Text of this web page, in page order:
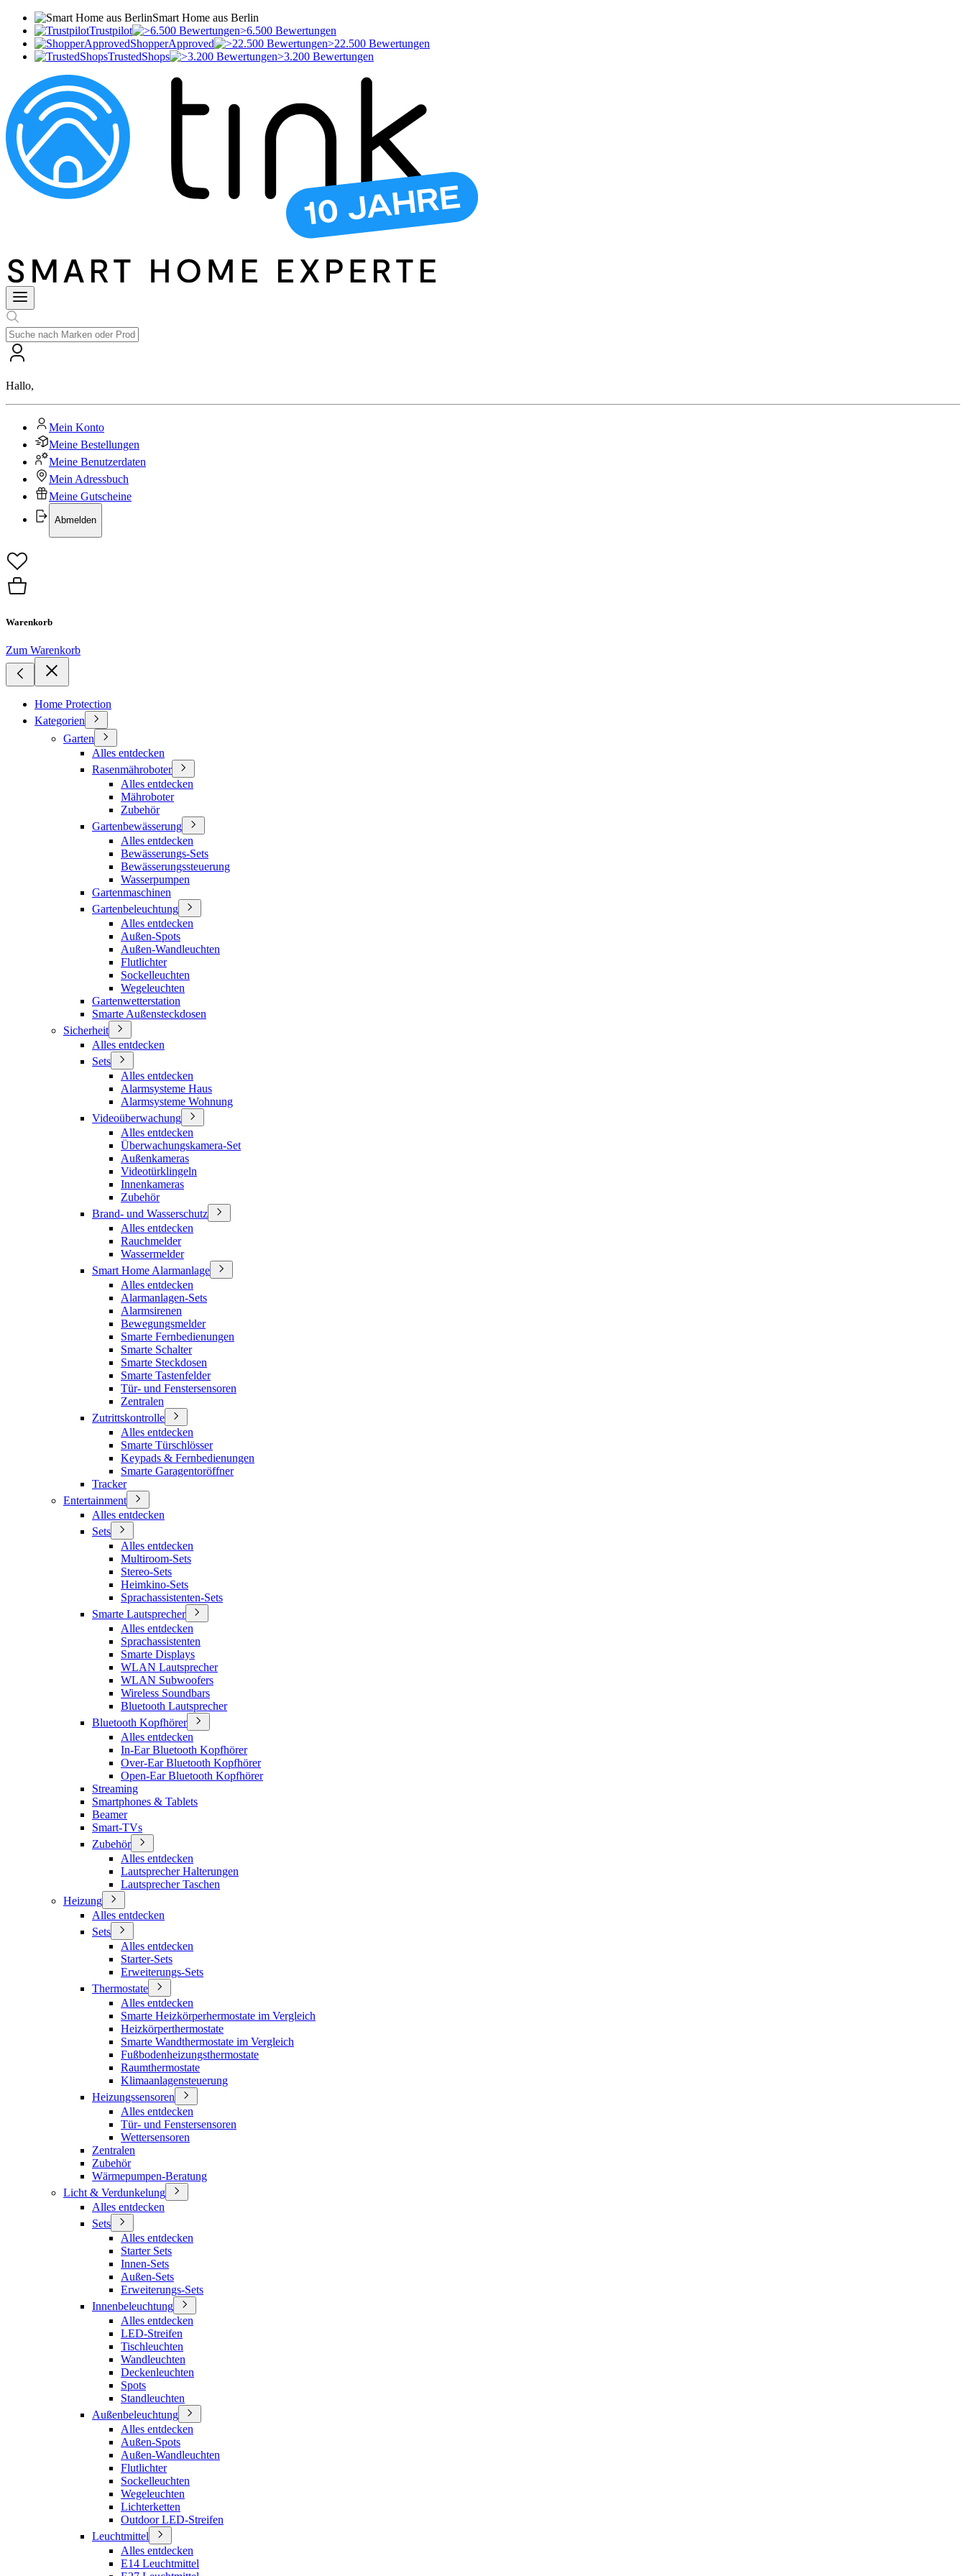
Smart Home aus Berlin
Trustpilot
>6.500 Bewertungen
ShopperApproved
>22.500 Bewertungen
TrustedShops
>3.200 Bewertungen
Hallo,
Mein Konto
Meine Bestellungen
Meine Benutzerdaten
Mein Adressbuch
Meine Gutscheine
Abmelden
Warenkorb
Zum Warenkorb
Home Protection
Kategorien
Garten
Alles entdecken
Rasenmähroboter
Alles entdecken
Mähroboter
Zubehör
Gartenbewässerung
Alles entdecken
Bewässerungs-Sets
Bewässerungssteuerung
Wasserpumpen
Gartenmaschinen
Gartenbeleuchtung
Alles entdecken
Außen-Spots
Außen-Wandleuchten
Flutlichter
Sockelleuchten
Wegeleuchten
Gartenwetterstation
Smarte Außensteckdosen
Sicherheit
Alles entdecken
Sets
Alles entdecken
Alarmsysteme Haus
Alarmsysteme Wohnung
Videoüberwachung
Alles entdecken
Überwachungskamera-Set
Außenkameras
Videotürklingeln
Innenkameras
Zubehör
Brand- und Wasserschutz
Alles entdecken
Rauchmelder
Wassermelder
Smart Home Alarmanlage
Alles entdecken
Alarmanlagen-Sets
Alarmsirenen
Bewegungsmelder
Smarte Fernbedienungen
Smarte Schalter
Smarte Steckdosen
Smarte Tastenfelder
Tür- und Fenstersensoren
Zentralen
Zutrittskontrolle
Alles entdecken
Smarte Türschlösser
Keypads & Fernbedienungen
Smarte Garagentoröffner
Tracker
Entertainment
Alles entdecken
Sets
Alles entdecken
Multiroom-Sets
Stereo-Sets
Heimkino-Sets
Sprachassistenten-Sets
Smarte Lautsprecher
Alles entdecken
Sprachassistenten
Smarte Displays
WLAN Lautsprecher
WLAN Subwoofers
Wireless Soundbars
Bluetooth Lautsprecher
Bluetooth Kopfhörer
Alles entdecken
In-Ear Bluetooth Kopfhörer
Over-Ear Bluetooth Kopfhörer
Open-Ear Bluetooth Kopfhörer
Streaming
Smartphones & Tablets
Beamer
Smart-TVs
Zubehör
Alles entdecken
Lautsprecher Halterungen
Lautsprecher Taschen
Heizung
Alles entdecken
Sets
Alles entdecken
Starter-Sets
Erweiterungs-Sets
Thermostate
Alles entdecken
Smarte Heizkörperhermostate im Vergleich
Heizkörperthermostate
Smarte Wandthermostate im Vergleich
Fußbodenheizungsthermostate
Raumthermostate
Klimaanlagensteuerung
Heizungssensoren
Alles entdecken
Tür- und Fenstersensoren
Wettersensoren
Zentralen
Zubehör
Wärmepumpen-Beratung
Licht & Verdunkelung
Alles entdecken
Sets
Alles entdecken
Starter Sets
Innen-Sets
Außen-Sets
Erweiterungs-Sets
Innenbeleuchtung
Alles entdecken
LED-Streifen
Tischleuchten
Wandleuchten
Deckenleuchten
Spots
Standleuchten
Außenbeleuchtung
Alles entdecken
Außen-Spots
Außen-Wandleuchten
Flutlichter
Sockelleuchten
Wegeleuchten
Lichterketten
Outdoor LED-Streifen
Leuchtmittel
Alles entdecken
E14 Leuchtmittel